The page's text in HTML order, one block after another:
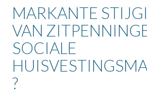
MARKANTE
VAN
SOCIALE
?